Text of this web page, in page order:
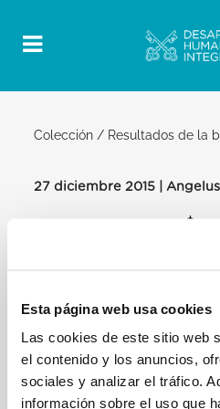
Esta página web usa cookies
Las cookies de este sitio web
el contenido y los anuncios,
sociales y analizar el tráfico.
información sobre el uso que
Colección / Resultados de la
27 diciembre 2015 | Angelus
Queridos hermanos y
Mi pensamiento se dirige